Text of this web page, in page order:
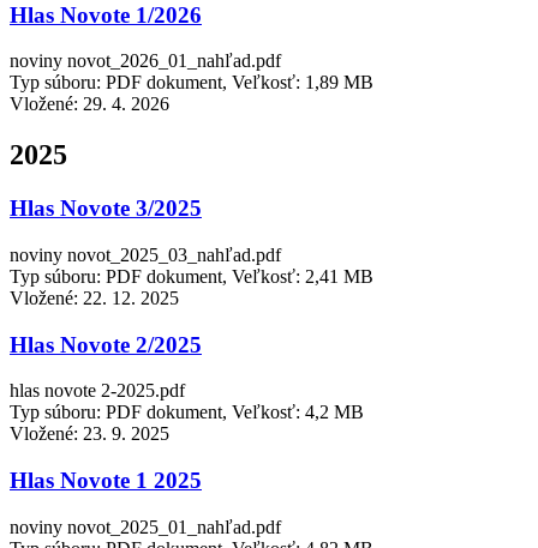
Hlas Novote 1/2026
noviny novot_2026_01_nahľad.pdf
Typ súboru: PDF dokument, Veľkosť: 1,89 MB
Vložené: 29. 4. 2026
2025
Hlas Novote 3/2025
noviny novot_2025_03_nahľad.pdf
Typ súboru: PDF dokument, Veľkosť: 2,41 MB
Vložené: 22. 12. 2025
Hlas Novote 2/2025
hlas novote 2-2025.pdf
Typ súboru: PDF dokument, Veľkosť: 4,2 MB
Vložené: 23. 9. 2025
Hlas Novote 1 2025
noviny novot_2025_01_nahľad.pdf